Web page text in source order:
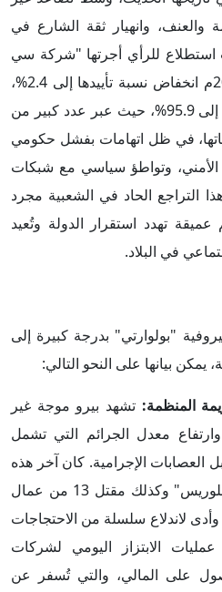
وانهيار ثقة الشارع في
للرأي أجرتها "شركة سي
بي آي CPI" يوم 26 مايو 2025م انخفاض نسبة تأييدها إلى 2.4%،
فيما ارتفعت نسبة عدم التأييد إلى 95.9%، حيث عبر عدد كبير من
في ظل اتهامات بفشل حكومي
الأمني، وتواطؤ سياسي مع شبكات
التراجع الحاد في الشعبية مجرد
تهدد استقرار الدولة وتُعيد
في البلاد.
"بولوارتي" بدرجة كبيرة إلى
بيانها على النحو التالي:
تشهد بيرو موجة غير
معدل الجرائم التي تشمل
العصابات الإجرامية. كان آخر هذه
الحوادث مقتل المغني "بول فلوريس" وكذلك مقتل 13 من عمال
وأدى لاندلاع سلسلة من الاحتجاجات
الابتزاز اليومي لشركات
على المالي، والتي تُسفر عن